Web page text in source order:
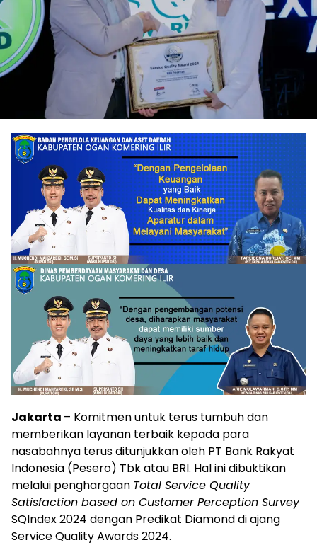
Jakarta – Komitmen untuk terus tumbuh dan
memberikan layanan terbaik kepada para
nasabahnya terus ditunjukkan oleh PT Bank Rakyat
Indonesia (Pesero) Tbk atau BRI. Hal ini dibuktikan
melalui penghargaan Total Service Quality
Satisfaction based on Customer Perception Survey
SQIndex 2024 dengan Predikat Diamond di ajang
Service Quality Awards 2024.